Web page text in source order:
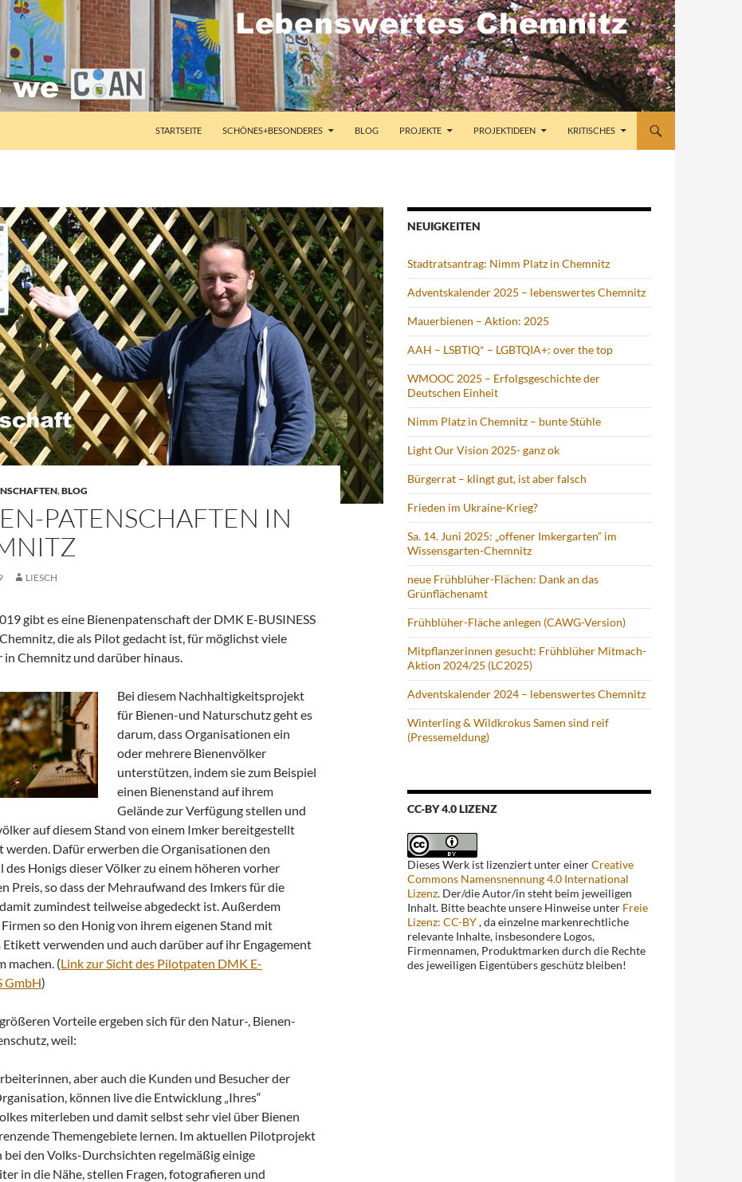
STARTSEITE SCHÖNES+BESONDERES BLOG PROJEKTE PROJEKTIDEEN KRITISCHES
,BLOG
PATENSCHAFTEN IN
LIESCH
gibt es eine Bienenpatenschaft der DMK E-BUSINESS
die als Pilot gedacht ist, für möglichst viele
in Chemnitz und darüber hinaus.
Bei diesem Nachhaltigkeitsprojekt
für Bienen-und Naturschutz geht es
darum, dass Organisationen ein
oder mehrere Bienenvölker
unterstützen, indem sie zum Beispiel
einen Bienenstand auf ihrem
Gelände zur Verfügung stellen und
auf diesem Stand von einem Imker bereitgestellt
werden. Dafür erwerben die Organisationen den
des Honigs dieser Völker zu einem höheren vorher
Preis, so dass der Mehraufwand des Imkers für die
zumindest teilweise abgedeckt ist. Außerdem
so den Honig von ihrem eigenen Stand mit
Etikett verwenden und auch darüber auf ihr Engagement
machen. (Link zur Sicht des Pilotpaten DMK E-
GmbH)
Vorteile ergeben sich für den Natur-, Bienen-
weil:
aber auch die Kunden und Besucher der
können live die Entwicklung „Ihres“
miterleben und damit selbst sehr viel über Bienen
Themengebiete lernen. Im aktuellen Pilotprojekt
bei den Volks-Durchsichten regelmäßig einige
in die Nähe, stellen Fragen, fotografieren und
NEUIGKEITEN
Stadtratsantrag: Nimm Platz in Chemnitz
Adventskalender 2025 – lebenswertes Chemnitz
Mauerbienen – Aktion: 2025
AAH – LSBTIQ* – LGBTQIA+: over the top
WMOOC 2025 – Erfolgsgeschichte der
Deutschen Einheit
Nimm Platz in Chemnitz – bunte Stühle
Light Our Vision 2025- ganz ok
Bürgerrat – klingt gut, ist aber falsch
Frieden im Ukraine-Krieg?
Sa. 14. Juni 2025: „offener Imkergarten“ im
Wissensgarten-Chemnitz
neue Frühblüher-Flächen: Dank an das
Grünflächenamt
Frühblüher-Fläche anlegen (CAWG-Version)
Mitpflanzerinnen gesucht: Frühblüher Mitmach-
Aktion 2024/25 (LC2025)
Adventskalender 2024 – lebenswertes Chemnitz
Winterling & Wildkrokus Samen sind reif
(Pressemeldung)
CC-BY 4.0 LIZENZ
Dieses Werk ist lizenziert unter einerCreative
Commons Namensnennung 4.0 International
Lizenz. Der/die Autor/in steht beim jeweiligen
Inhalt. Bitte beachte unsere Hinweise unter Freie
Lizenz: CC-BY, da einzelne markenrechtliche
relevante Inhalte, insbesondere Logos,
Firmennamen, Produktmarken durch die Rechte
des jeweiligen Eigentübers geschütz bleiben!